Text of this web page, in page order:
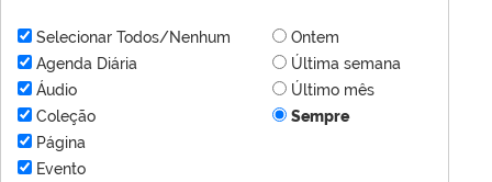
Selecionar Todos/Nenhum
Agenda Diária
Áudio
Coleção
Página
Evento
Ontem
Última semana
Último mês
Sempre